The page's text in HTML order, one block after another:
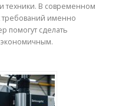
техники. В современном
требований именно
помогут сделать
экономичным.